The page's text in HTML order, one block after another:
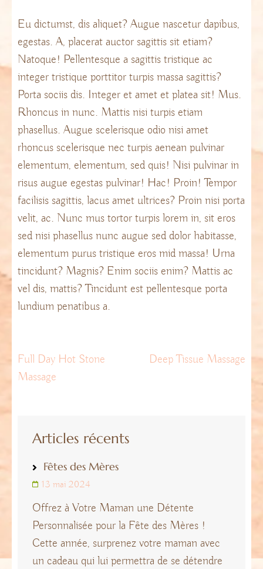
Eu dictumst, dis aliquet? Augue nascetur dapibus,
egestas. A, placerat auctor sagittis sit etiam?
Natoque! Pellentesque a sagittis tristique ac
integer tristique porttitor turpis massa sagittis?
Porta sociis dis. Integer et amet et platea sit! Mus.
Rhoncus in nunc. Mattis nisi turpis etiam
phasellus. Augue scelerisque odio nisi amet
rhoncus scelerisque nec turpis aenean pulvinar
elementum, elementum, sed quis! Nisi pulvinar in
risus augue egestas pulvinar! Hac! Proin! Tempor
facilisis sagittis, lacus amet ultrices? Proin nisi porta
velit, ac. Nunc mus tortor turpis lorem in, sit eros
sed nisi phasellus nunc augue sed dolor habitasse,
elementum purus tristique eros mid massa! Urna
tincidunt? Magnis? Enim sociis enim? Mattis ac
vel dis, mattis? Tincidunt est pellentesque porta
lundium penatibus a.
Navigation
l’article
Full Day Hot Stone
Massage
Deep Tissue Massage
Articles récents
Fêtes des Mères
13 mai 2024
Offrez à Votre Maman une Détente
Personnalisée pour la Fête des Mères !
Cette année, surprenez votre maman avec
un cadeau qui lui permettra de se détendre